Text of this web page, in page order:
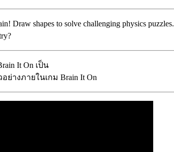
Draw shapes to solve challenging physics puzzles.
อย่างภายในเกม Brain It On